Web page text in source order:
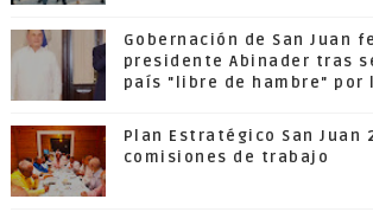
Gobernación de San Juan
presidente Abinader tras
país "libre de hambre" por
Plan Estratégico San Juan
comisiones de trabajo